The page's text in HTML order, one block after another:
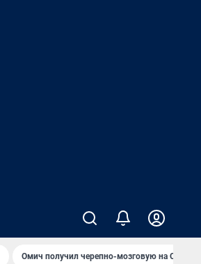
Омич получил черепно-мозговую на ОНПЗ